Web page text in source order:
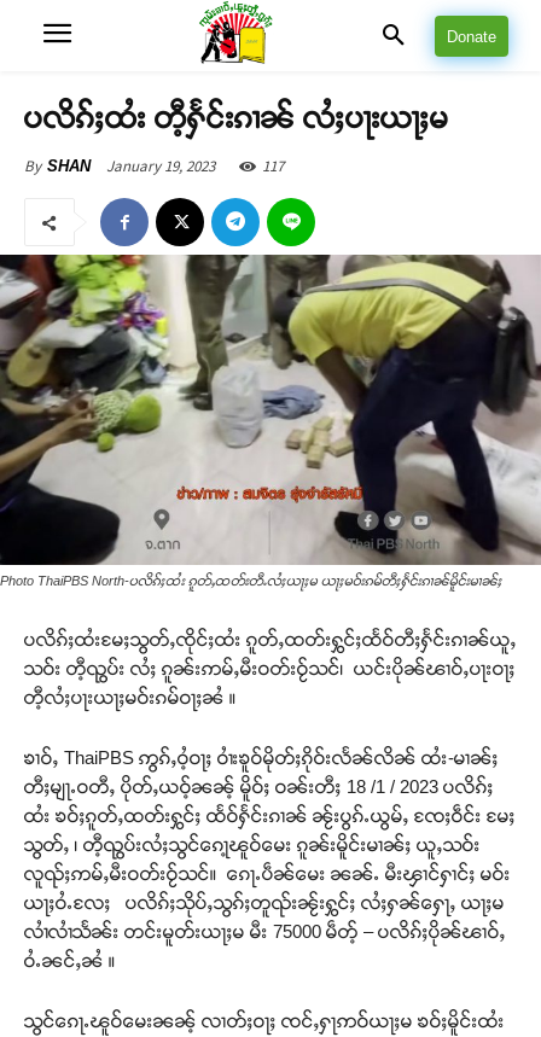
Donate
ပလိၵ်ႈထႆး တီ့ႁႅင်းၵၢၼ် လႆႈပႃးယႃႈမ
By SHAN January 19, 2023 117
Photo ThaiPBS North-ပလိၵ်ႈထႆး ၵူတ်ႇထတ်းတီႉလႆႈယႃႈမ ယႃႈမဝ်းၵမ်တီႈႁႅင်းၵၢၼ်မိူင်းမၢၼ်ႈ
ပလိၵ်ႈထႆးမႄႈသွတ်ႇၸိုင်ႈထႆး ၵူတ်ႇထတ်းႁွင်ႈထႅဝ်တီႈႁႅင်းၵၢၼ်ယူႇ
သဝ်း တီ့ၺွပ်း လႆႈ ၵူၼ်းဢမ်ႇမီးဝတ်းဝႂ်သင်၊ ယင်းပိုၼ်ၽၢဝ်ႇပႃးဝႃႈ
တီ့လႆႈပႃးယႃႈမဝ်းၵမ်ဝႃႈၼႆ ။
ၶၢဝ်ႇ ThaiPBS ဢွၵ်ႇဝႆ့ဝႃႈ ဝၢႆးၶူဝ်မိုတ်ႈၵိုဝ်းလႅၼ်လိၼ် ထႆး-မၢၼ်ႈ
တီႈမျႃႉဝတီႇ ပိုတ်ႇယဝ့်ၼၼ့် မိူဝ်ႈ ဝၼ်းတီႈ 18 /1 / 2023 ပလိၵ်ႈ
ထႆး ၶဝ်ႈၵူတ်ႇထတ်းႁွင်ႈ ထႅဝ်ႁႅင်းၵၢၼ် ၼႂ်းပွၵ်ႉယွမ်ႇ ၸႄႈဝဵင်း မႄႈ
သွတ်ႇ ၊ တီ့ၺွပ်းလႆႈသွင်ၵေႃ့ၽူဝ်မေး ၵူၼ်းမိူင်းမၢၼ်ႈ ယူႇသဝ်း
လူၺ်ႈဢမ်ႇမီးဝတ်းဝႂ်သင်။ ၵေႃႉပဵၼ်မေး ၼၼ်ႉ မီးၾၢင်ႁၢင်ႈ မဝ်း
ယႃႈဝႆႉလႄႈ ပလိၵ်ႈသိုပ်ႇသွၵ်ႈတူၺ်းၼႂ်းႁွင်ႈ လႆႈႁၼ်ႁေႃႇ ယႃႈမ
လၢႆလၢႆသႅၼ်း တင်းမူတ်းယႃႈမ မီး 75000 မဵတ့် – ပလိၵ်ႈပိုၼ်ၽၢဝ်ႇ
ဝႆႉၼင်ႇၼႆ ။
သွင်ၵေႃႉၽူဝ်မေးၼၼ့် လၢတ်ႈဝႃႈ ၸင်ႇႁႃဢဝ်ယႃႈမ ၶဝ်ႈမိူင်းထႆး